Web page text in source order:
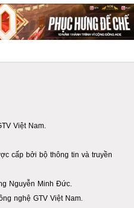
Việt Nam.
cấp bởi bộ thông tin và truyền
Nguyễn Minh Đức.
nghệ GTV Việt Nam.